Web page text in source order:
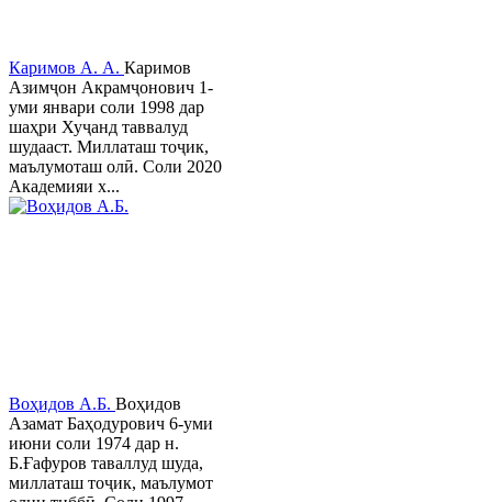
Каримов А. А. Каримов
Азимҷон Акрамҷонович 1-
уми январи соли 1998 дар
шаҳри Хуҷанд таввалуд
шудааст. Миллаташ тоҷик,
маълумоташ олӣ. Соли 2020
Академияи х...
Воҳидов А.Б. Воҳидов
Азамат Баҳодурович 6-уми
июни соли 1974 дар н.
Б.Ғафуров таваллуд шуда,
миллаташ тоҷик, маълумот